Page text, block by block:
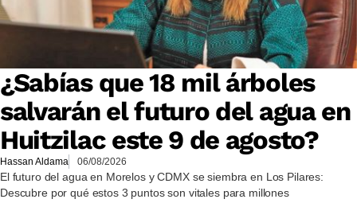
¿Sabías que 18 mil árboles
salvarán el futuro del agua en
Huitzilac este 9 de agosto?
Hassan Aldama 06/08/2026
El futuro del agua en Morelos y CDMX se siembra en Los Pilares:
Descubre por qué estos 3 puntos son vitales para millones